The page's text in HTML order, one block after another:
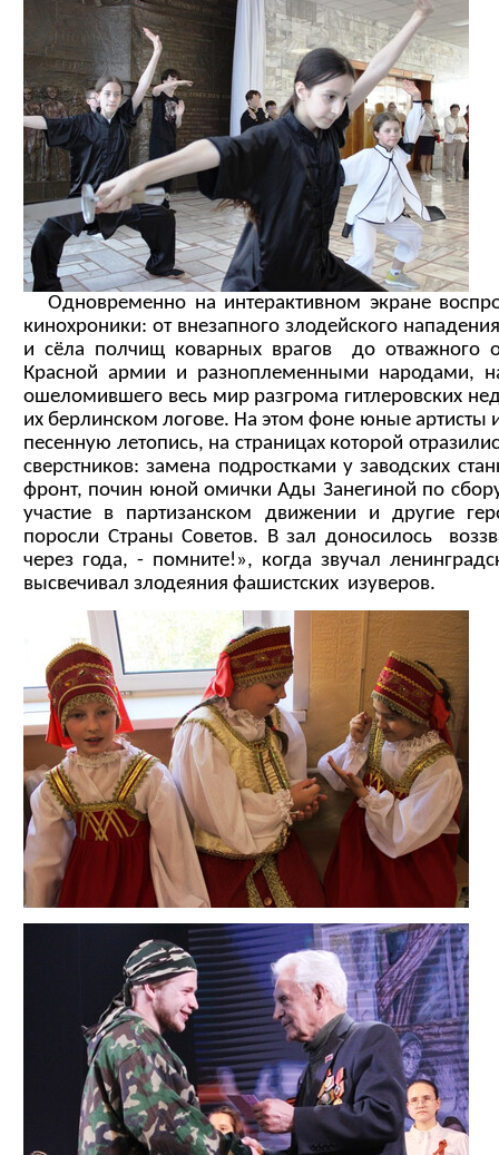
Одновременно на интерактивном экране
кинохроники: от внезапного злодейского
и сёла полчищ коварных врагов до отважного
Красной армии и разноплеменными народами,
ошеломившего весь мир разгрома гитлеровских
их берлинском логове. На этом фоне юные артисты
песенную летопись, на страницах которой
сверстников: замена подростками у заводских
фронт, почин юной омички Ады Занегиной по
участие в партизанском движении и другие
поросли Страны Советов. В зал доносилось
через года, - помните!», когда звучал
высвечивал злодеяния фашистских изуверов.